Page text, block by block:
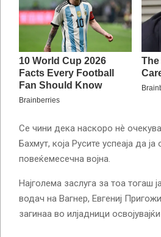
Се чини дека наскоро нè
Бахмут, која Русите успеаја да
повеќемесечна војна.
Најголема заслуга за тоа тогаш
водач на Вагнер, Евгениј
загинаа во илјадници